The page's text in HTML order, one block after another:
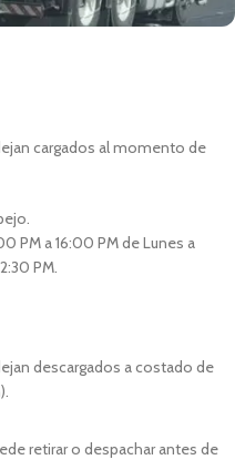
cargados al momento de
PM a 16:00 PM de Lunes a
PM.
descargados a costado de
retirar o despachar antes de